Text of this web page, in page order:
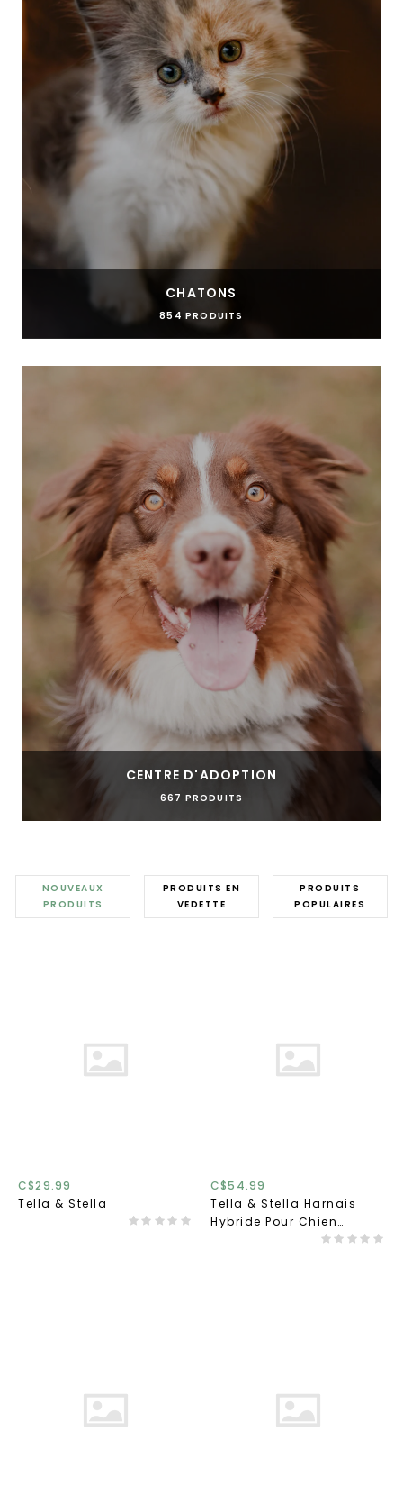
CHATONS
854 PRODUITS
CENTRE D'ADOPTION
667 PRODUITS
NOUVEAUX
PRODUITS
PRODUITS EN
VEDETTE
PRODUITS
POPULAIRES
C$54.99
Tella & Stella Harnais
Hybride Pour Chien
C$29.99
Tella & Stella